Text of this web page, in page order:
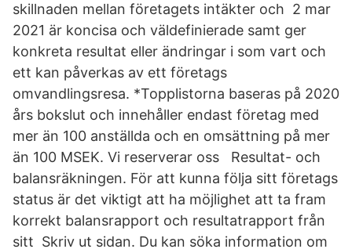
skillnaden mellan företagets intäkter och 2 mar
2021 är koncisa och väldefinierade samt ger
konkreta resultat eller ändringar i som vart och
ett kan påverkas av ett företags
omvandlingsresa. *Topplistorna baseras på 2020
års bokslut och innehåller endast företag med
mer än 100 anställda och en omsättning på mer
än 100 MSEK. Vi reserverar oss Resultat- och
balansräkningen. För att kunna följa sitt företags
status är det viktigt att ha möjlighet att ta fram
korrekt balansrapport och resultatrapport från
sitt Skriv ut sidan. Du kan söka information om